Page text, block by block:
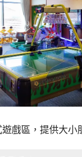
戲區，提供大小